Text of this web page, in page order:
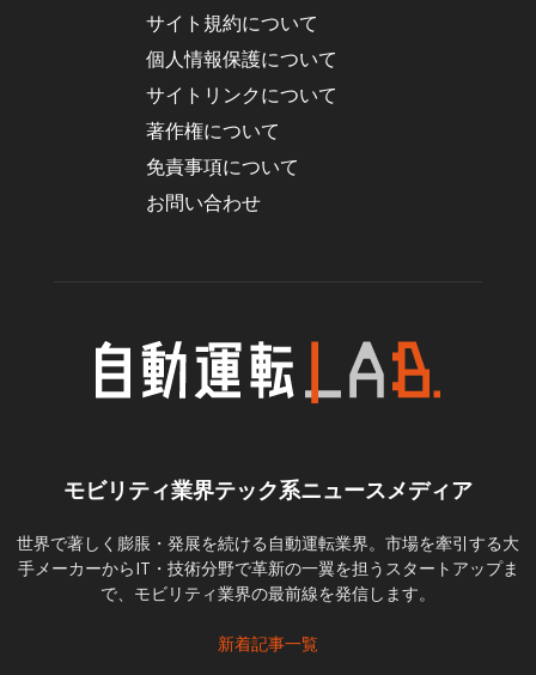
サイト規約について
個人情報保護について
サイトリンクについて
著作権について
免責事項について
お問い合わせ
モビリティ業界テック系ニュースメディア
世界で著しく膨脹・発展を続ける自動運転業界。市場を牽引する大
手メーカーからIT・技術分野で革新の一翼を担うスタートアップま
で、モビリティ業界の最前線を発信します。
新着記事一覧